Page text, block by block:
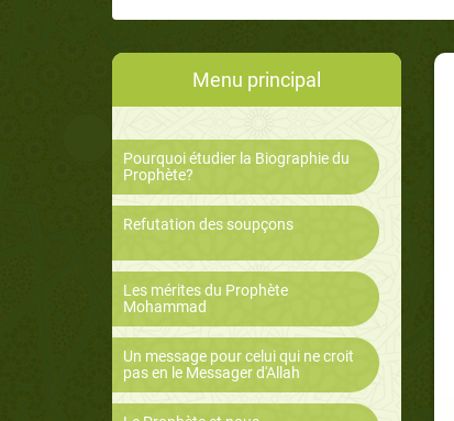
Menu principal
Pourquoi étudier la Biographie du
Prophète?
Refutation des soupçons
Les mérites du Prophète
Mohammad
Un message pour celui qui ne croit
pas en le Messager d'Allah